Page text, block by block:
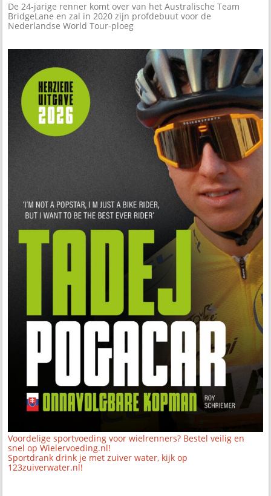
De 24-jarige renner komt over van het Australische Team
BridgeLane en zal in 2020 zijn profdebuut voor de
Nederlandse World Tour-ploeg
Voordelige sportvoeding voor wielrenners? Bestel veilig en
snel op Wielervoeding.nl!
Sportdrank drink je met zuiver water, kijk op
123zuiverwater.nl!